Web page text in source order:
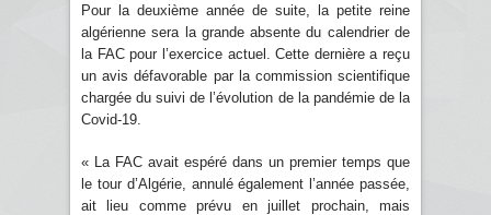
Pour la deuxième année de suite, la petite reine
algérienne sera la grande absente du calendrier de
la FAC pour l’exercice actuel. Cette dernière a reçu
un avis défavorable par la commission scientifique
chargée du suivi de l’évolution de la pandémie de la
Covid-19.
« La FAC avait espéré dans un premier temps que
le tour d’Algérie, annulé également l’année passée,
ait lieu comme prévu en juillet prochain, mais